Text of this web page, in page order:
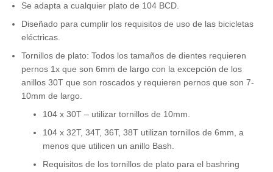
Se adapta a cualquier plato de 104 BCD.
Diseñado para cumplir los requisitos de uso de las bicicletas
eléctricas.
Tornillos de plato: Todos los tamaños de dientes requieren
pernos 1x que son 6mm de largo con la excepción de los
anillos 30T que son roscados y requieren pernos que son 7-
10mm de largo.
104 x 30T – utilizar tornillos de 10mm.
104 x 32T, 34T, 36T, 38T utilizan tornillos de 6mm, a
menos que utilicen un anillo Bash.
Requisitos de los tornillos de plato para el bashring